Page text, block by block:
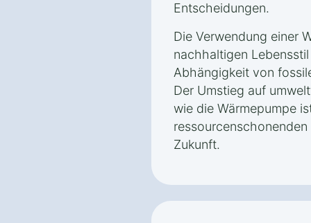
Entscheidungen.
Die Verwendung einer
nachhaltigen
Abhängigkeit von
Der Umstieg auf
wie die Wärmepumpe
Zukunft.